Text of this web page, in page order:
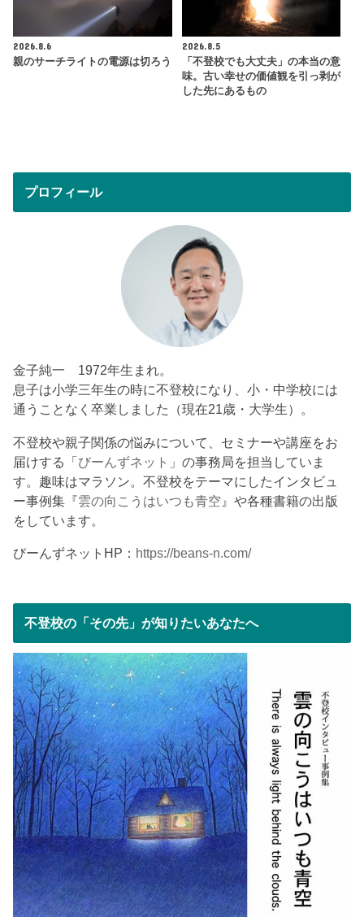
2026.8.6
親のサーチライトの電源は切ろう
2026.8.5
「不登校でも大丈夫」の本当の意
味。古い幸せの価値観を引っ剥が
した先にあるもの
プロフィール
金子純一 1972年生まれ。
息子は小学三年生の時に不登校になり、小・中学校には
通うことなく卒業しました（現在21歳・大学生）。
不登校や親子関係の悩みについて、セミナーや講座をお
届けする「びーんずネット 」の事務局を担当していま
す。趣味はマラソン。不登校をテーマにしたインタビュ
ー事例集『雲の向こうはいつも青空 』や各種書籍の出版
をしています。
びーんずネットHP： https://beans-n.com/
不登校の「その先」が知りたいあなたへ